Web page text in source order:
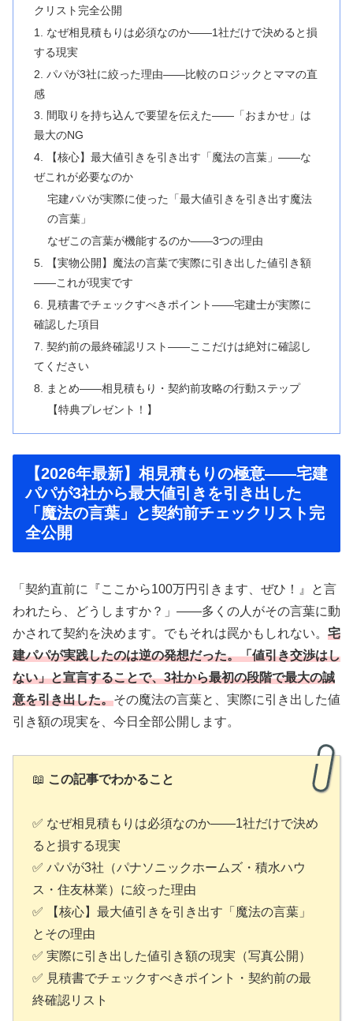
クリスト完全公開
1. なぜ相見積もりは必須なのか——1社だけで決めると損
する現実
2. パパが3社に絞った理由——比較のロジックとママの直
感
3. 間取りを持ち込んで要望を伝えた——「おまかせ」は
最大のNG
4. 【核心】最大値引きを引き出す「魔法の言葉」——な
ぜこれが必要なのか
宅建パパが実際に使った「最大値引きを引き出す魔法
の言葉」
なぜこの言葉が機能するのか——3つの理由
5. 【実物公開】魔法の言葉で実際に引き出した値引き額
——これが現実です
6. 見積書でチェックすべきポイント——宅建士が実際に
確認した項目
7. 契約前の最終確認リスト——ここだけは絶対に確認し
てください
8. まとめ——相見積もり・契約前攻略の行動ステップ
【特典プレゼント！】
【2026年最新】相見積もりの極意——宅建
パパが3社から最大値引きを引き出した
「魔法の言葉」と契約前チェックリスト完
全公開
「契約直前に『ここから100万円引きます、ぜひ！』と言
われたら、どうしますか？」——多くの人がその言葉に動
かされて契約を決めます。でもそれは罠かもしれない。 宅
建パパが実践したのは逆の発想だった。「値引き交渉はし
ない」と宣言することで、3社から最初の段階で最大の誠
意を引き出した。その魔法の言葉と、実際に引き出した値
引き額の現実を、今日全部公開します。
📖 この記事でわかること
✅ なぜ相見積もりは必須なのか——1社だけで決め
ると損する現実
✅ パパが3社（パナソニックホームズ・積水ハウ
ス・住友林業）に絞った理由
✅ 【核心】最大値引きを引き出す「魔法の言葉」
とその理由
✅ 実際に引き出した値引き額の現実（写真公開）
✅ 見積書でチェックすべきポイント・契約前の最
終確認リスト